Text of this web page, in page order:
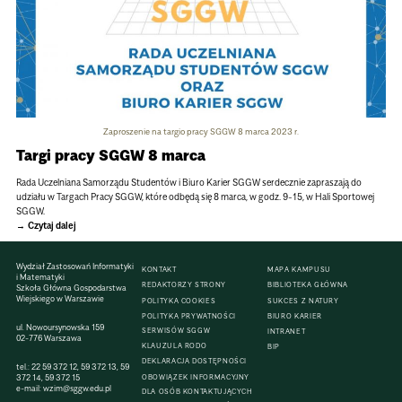
Zaproszenie na targio pracy SGGW 8 marca 2023 r.
Targi pracy SGGW 8 marca
Rada Uczelniana Samorządu Studentów i Biuro Karier SGGW serdecznie zapraszają do
udziału w Targach Pracy SGGW, które odbędą się 8 marca, w godz. 9-15, w Hali Sportowej
SGGW.
Czytaj dalej
Wydział Zastosowań Informatyki
i Matematyki
Szkoła Główna Gospodarstwa
Wiejskiego w Warszawie
ul. Nowoursynowska 159
02-776 Warszawa
tel.:22 59 372 12, 59 372 13 59
372 14, 59 372 15
e-mail:wzim@sggw.edu.pl
KONTAKT
REDAKTORZY STRONY
POLITYKA COOKIES
POLITYKA PRYWATNOŚCI
SERWISÓW SGGW
KLAUZULA RODO
DEKLARACJA DOSTĘPNOŚCI
OBOWIĄZEK INFORMACYJNY
DLA OSÓB KONTAKTUJĄCYCH
MAPA KAMPUSU
BIBLIOTEKA GŁÓWNA
SUKCES Z NATURY
BIURO KARIER
INTRANET
BIP